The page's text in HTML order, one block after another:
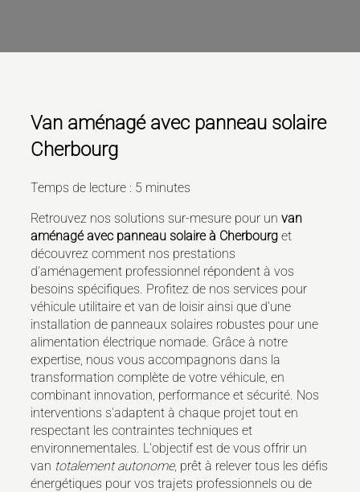
Van aménagé avec panneau solaire
Cherbourg
Temps de lecture : 5 minutes
Retrouvez nos solutions sur-mesure pour unvan
aménagé avec panneau solaire à Cherbourg et
découvrez comment nos prestations
d'aménagement professionnel répondent à vos
besoins spécifiques. Profitez de nos services pour
véhicule utilitaire et van de loisir ainsi que d'une
installation de panneaux solaires robustes pour une
alimentation électrique nomade. Grâce à notre
expertise, nous vous accompagnons dans la
transformation complète de votre véhicule, en
combinant innovation, performance et sécurité. Nos
interventions s'adaptent à chaque projet tout en
respectant les contraintes techniques et
environnementales. L'objectif est de vous offrir un
van totalement autonome, prêt à relever tous les défis
énergétiques pour vos trajets professionnels ou de